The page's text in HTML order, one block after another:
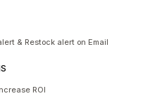
& Restock alert on Email
ROI